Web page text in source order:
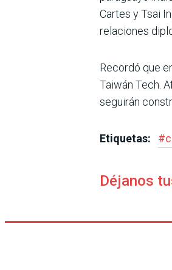
Cartes y Tsai
relaciones
Recordó que
Taiwán Tech.
seguirán
Etiquetas: #
Déjanos